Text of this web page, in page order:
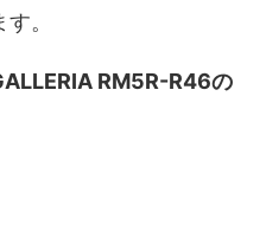
。
RM5R-R46の